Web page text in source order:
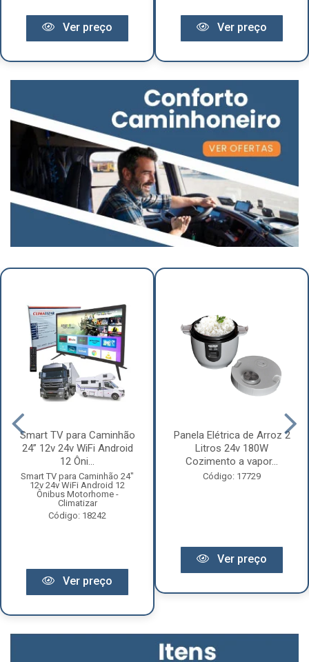
Ver preço Ver preço
Smart TV para Caminhão
24” 12v 24v WiFi Android
12 Ôni...
Smart TV para Caminhão 24"
12v 24v WiFi Android 12
Ônibus Motorhome -
Climatizar
Código: 18242
Ver preço
Panela Elétrica de Arroz 2
Litros 24v 180W
Cozimento a vapor...
Código: 17729
Ver preço